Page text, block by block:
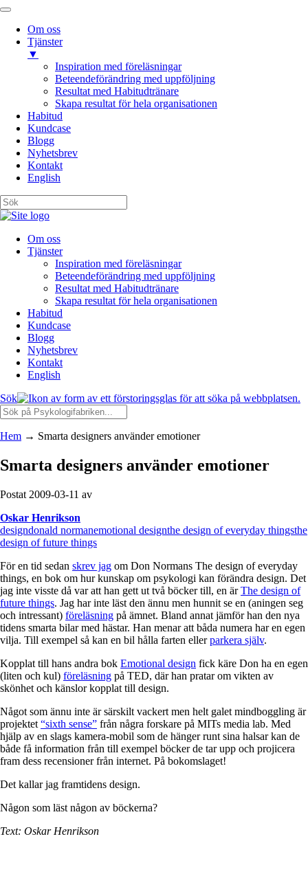
Om oss
Tjänster
▼
Inspiration med föreläsningar
Beteendeförändring med uppföljning
Resultat med Habitudtränare
Skapa resultat för hela organisationen
Habitud
Kundcase
Blogg
Nyhetsbrev
Kontakt
English
Om oss
Tjänster
Inspiration med föreläsningar
Beteendeförändring med uppföljning
Resultat med Habitudtränare
Skapa resultat för hela organisationen
Habitud
Kundcase
Blogg
Nyhetsbrev
Kontakt
English
Sök
Hem → Smarta designers använder emotioner
Smarta designers använder emotioner
Postat 2009-03-11 av
Oskar Henrikson
designdonald normanemotional designthe design of everyday thingsthe
design of future things
För en tid sedan skrev jag om Don Normans The design of everyday
things, en bok om hur kunskap om psykologi kan förändra design. Det
jag inte visste då var att han gett ut två böcker till, en ärThe design of
future things. Jag har inte läst den ännu men hunnit se en (aningen seg
och intressant) föreläsning på ämnet. Bland annat jämför han den nya
tidens smarta bilar med hästar. Han menar att båda numera har en egen
vilja. Till exempel så kan en bil hålla farten ellerparkera själv.
Kopplat till hans andra bok Emotional design fick käre Don ha en egen
(liten och kul) föreläsning på TED, där han pratar om vikten av
skönhet och känslor kopplat till design.
Något som ännu inte är särskilt vackert men helt galet mindboggling är
projektet “sixth sense” från några forskare på MITs media lab. Med
hjälp av en slags kamera-mobil som de hänger runt sina halsar kan de
både få information från till exempel böcker de tar upp och projicera
fram dess recensioner från internet. På bokomslaget!
Det kallar jag framtidens design.
Någon som läst någon av böckerna?
Text: Oskar Henrikson